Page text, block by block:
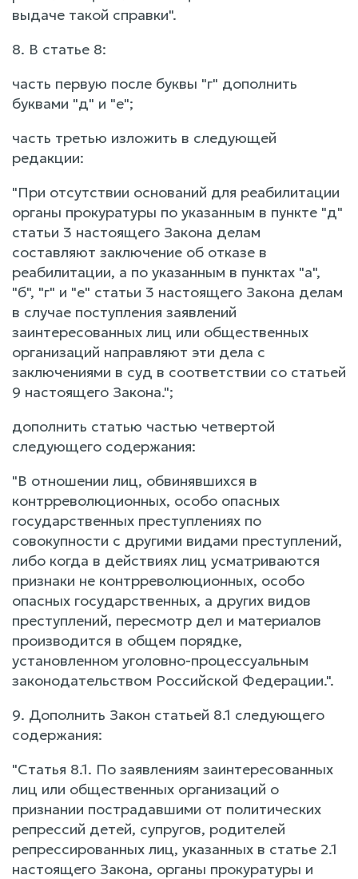
выдаче такой справки".
8. В статье 8:
часть первую после буквы "г" дополнить
буквами "д" и "е";
часть третью изложить в следующей
редакции:
"При отсутствии оснований для реабилитации
органы прокуратуры по указанным в пункте "д"
статьи 3 настоящего Закона делам
составляют заключение об отказе в
реабилитации, а по указанным в пунктах "а",
"б", "г" и "е" статьи 3 настоящего Закона делам
в случае поступления заявлений
заинтересованных лиц или общественных
организаций направляют эти дела с
заключениями в суд в соответствии со статьей
9 настоящего Закона.";
дополнить статью частью четвертой
следующего содержания:
"В отношении лиц, обвинявшихся в
контрреволюционных, особо опасных
государственных преступлениях по
совокупности с другими видами преступлений,
либо когда в действиях лиц усматриваются
признаки не контрреволюционных, особо
опасных государственных, а других видов
преступлений, пересмотр дел и материалов
производится в общем порядке,
установленном уголовно-процессуальным
законодательством Российской Федерации.".
9. Дополнить Закон статьей 8.1 следующего
содержания:
"Статья 8.1. По заявлениям заинтересованных
лиц или общественных организаций о
признании пострадавшими от политических
репрессий детей, супругов, родителей
репрессированных лиц, указанных в статье 2.1
настоящего Закона, органы прокуратуры и